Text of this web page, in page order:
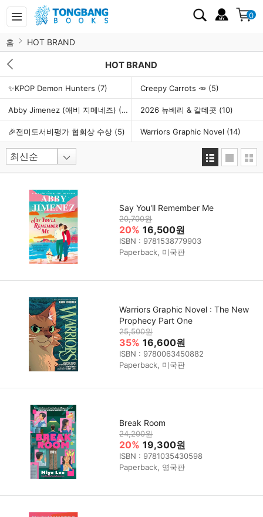
0
홈 HOT BRAND
HOT BRAND
✨KPOP Demon Hunters (7) Creepy Carrots 🥕 (5)
Abby Jimenez (애비 지메네즈) (7) 2026 뉴베리 & 칼데콧 (10)
🎉전미도서비평가 협회상 수상 (5) Warriors Graphic Novel (14)
Say You'll Remember Me
20,700원
20% 16,500원
ISBN : 9781538779903
Paperback, 미국판
Warriors Graphic Novel : The New
Prophecy Part One
25,500원
35% 16,600원
ISBN : 9780063450882
Paperback, 미국판
Break Room
24,200원
20% 19,300원
ISBN : 9781035430598
Paperback, 영국판